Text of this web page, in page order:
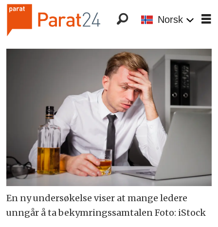
Norsk
En ny undersøkelse viser at mange ledere
unngår å ta bekymringssamtalen Foto: iStock